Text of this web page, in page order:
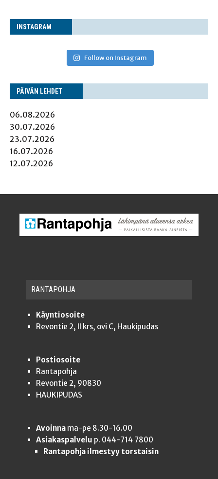
INS­TA­GRAM
Follow on Instagram
PÄI­VÄN LEHDET
06.08.2026
30.07.2026
23.07.2026
16.07.2026
12.07.2026
RAN­TA­POH­JA
Käyntiosoite
Revontie 2, II krs, ovi C, Haukipudas
Postiosoite
Rantapohja
Revontie 2, 90830
HAUKIPUDAS
Avoinnama-pe 8.30-16.00
Asiakaspalvelu p. 044-714 7800
Rantapohja ilmestyy torstaisin